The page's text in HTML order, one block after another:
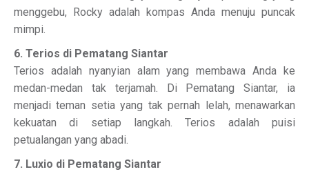
menggebu, Rocky adalah kompas Anda menuju puncak
mimpi.
6. Terios di Pematang Siantar
Terios adalah nyanyian alam yang membawa Anda ke
medan-medan tak terjamah. Di Pematang Siantar, ia
menjadi teman setia yang tak pernah lelah, menawarkan
kekuatan di setiap langkah. Terios adalah puisi
petualangan yang abadi.
7. Luxio di Pematang Siantar